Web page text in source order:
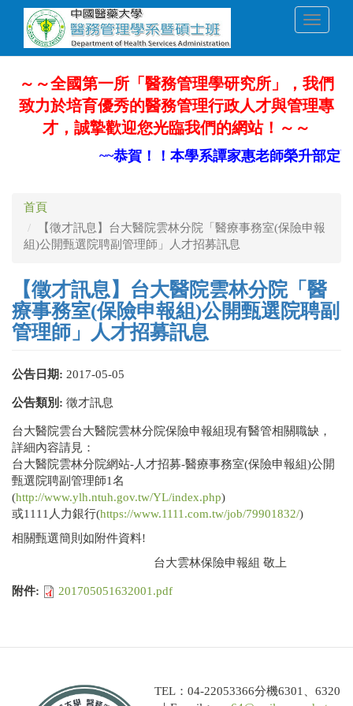
內
Toggle
～～全國第一所「醫務管理學研究所」，我們
致力於培育優秀的醫務管理行政人才與管理專
才，誠摯歡迎您光臨我們的網站！～～
~~恭賀！！本學系譚家惠老師榮升部定副
首頁
【徵才訊息】台大醫院雲林分院「醫療事務室(保險申報
組)公開甄選院聘副管理師」人才招募訊息
【徵才訊息】台大醫院雲林分院「醫
療事務室(保險申報組)公開甄選院聘副
管理師」人才招募訊息
公告日期: 2017-05-05
公告類別: 徵才訊息
台大醫院雲台大醫院雲林分院保險申報組現有醫管相關職缺，
詳細內容請見：
台大醫院雲林分院網站-人才招募-醫療事務室(保險申報組)公開
甄選院聘副管理師1名
(http://www.ylh.ntuh.gov.tw/YL/index.php)
或1111人力銀行(https://www.1111.com.tw/job/79901832/)
相關甄選簡則如附件資料!
台大雲林保險申報組 敬上
附件: 201705051632001.pdf
TEL：04-22053366分機6301、6320